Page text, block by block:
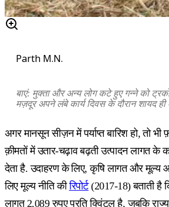
Parth M.N.
बाएं: मुक्ता और अन्य लोग कटे हुए गन्ने को
मज़दूर अपने लंबे कार्य दिवस के दौरान शायद ही
अगर मानसून सीज़न में पर्याप्त बारिश हो, तो
क़ीमतों में उतार-चढ़ाव बढ़ती उत्पादन लागत के
देता है. उदाहरण के लिए, कृषि लागत और
लिए मूल्य नीति कीरिपोर्ट(2017-18) बताती है
लागत 2,089 रुपए प्रति क्विंटल है, जबकि राज्य